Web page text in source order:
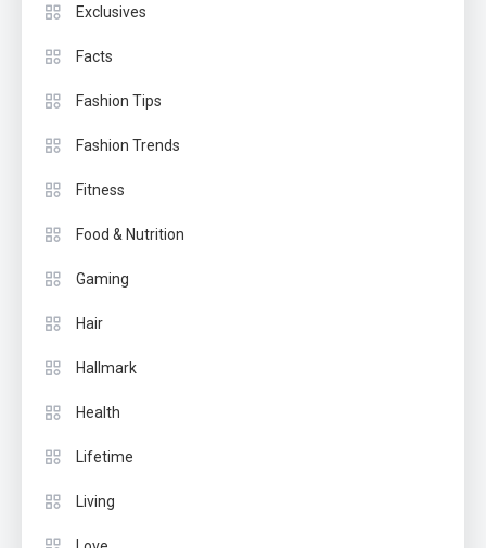
Exclusives
Facts
Fashion Tips
Fashion Trends
Fitness
Food & Nutrition
Gaming
Hair
Hallmark
Health
Lifetime
Living